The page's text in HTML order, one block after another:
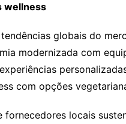
wellness
globais do
modernizada com
com opções
locais